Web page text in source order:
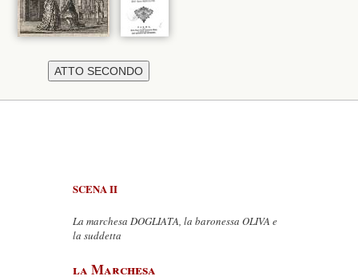
SCENA II
La marchesa DOGLIATA, la baronessa OLIVA e
la suddetta
la Marchesa